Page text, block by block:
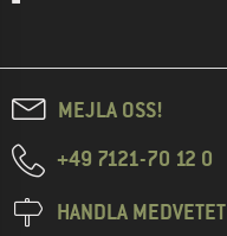
MEJLA OSS!
+49 7121-70 12 0
HANDLA MEDVETET